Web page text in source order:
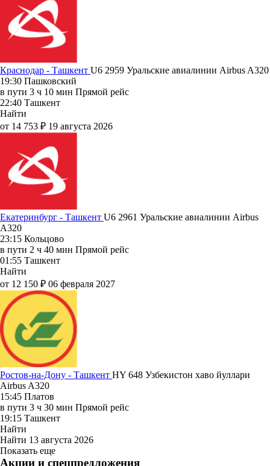
Краснодар - Ташкент U6 2959 Уральские авиалинии Airbus A320
19:30 Пашковский
в пути 3 ч 10 мин Прямой рейс
22:40 Ташкент
Найти
от 14 753 ₽ 19 августа 2026
Екатеринбург - Ташкент U6 2961 Уральские авиалинии Airbus
A320
23:15 Кольцово
в пути 2 ч 40 мин Прямой рейс
01:55 Ташкент
Найти
от 12 150 ₽ 06 февраля 2027
Ростов-на-Дону - Ташкент HY 648 Узбекистон хаво йуллари
Airbus A320
15:45 Платов
в пути 3 ч 30 мин Прямой рейс
19:15 Ташкент
Найти
Найти 13 августа 2026
Показать еще
Акции и спецпредложения